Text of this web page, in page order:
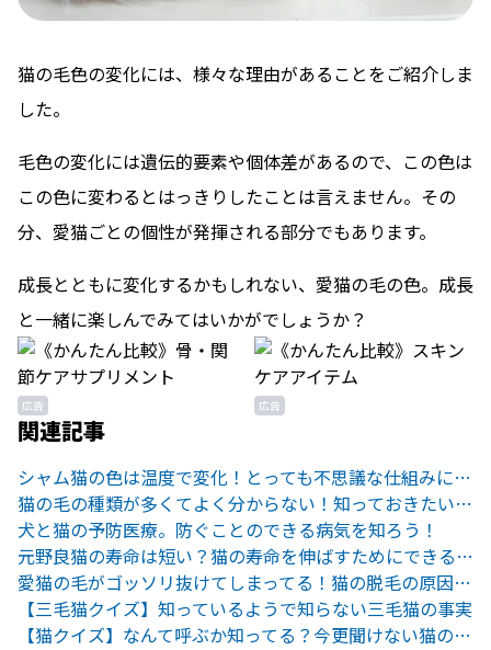
猫の毛色の変化には、様々な理由があることをご紹介しま
した。
毛色の変化には遺伝的要素や個体差があるので、この色は
この色に変わるとはっきりしたことは言えません。その
分、愛猫ごとの個性が発揮される部分でもあります。
成長とともに変化するかもしれない、愛猫の毛の色。成長
と一緒に楽しんでみてはいかがでしょうか？
広告 広告
関連記事
シャム猫の色は温度で変化！とっても不思議な仕組みについて
猫の毛の種類が多くてよく分からない！知っておきたい基礎知識
犬と猫の予防医療。防ぐことのできる病気を知ろう！
元野良猫の寿命は短い？猫の寿命を伸ばすためにできる3つのこと
愛猫の毛がゴッソリ抜けてしまってる！猫の脱毛の原因まとめ
【三毛猫クイズ】知っているようで知らない三毛猫の事実
【猫クイズ】なんて呼ぶか知ってる？今更聞けない猫の模様クイズ